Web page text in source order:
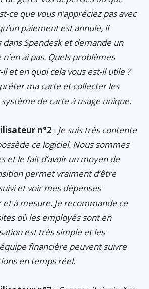
ce que vous n’appréciez pas avec
paiement est annulé, il
Spendesk et demande un
ai pas. Quels problèmes
et en quoi cela vous est-il utile ?
ma carte et collecter les
de carte à usage unique.
n°2 : Je suis très contente
ce logiciel. Nous sommes
et le fait d’avoir un moyen de
permet vraiment d’être
et voir mes dépenses
à mesure. Je recommande ce
où les employés sont en
est très simple et les
financière peuvent suivre
en temps réel.